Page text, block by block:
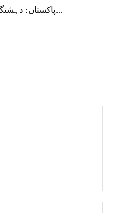
پاکستان: دہشتگردی کے خلاف...